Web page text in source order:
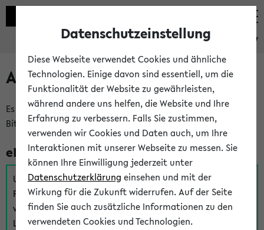
eKVV
Anmeldung am eKVV
Es gibt mehrere Möglichkeiten zur Anmeldung am eKVV.
Bitte wählen Sie die für Sie richtige aus:
eKVV für Studierende
Um sich einen Stundenplan zu erstellen und alle weiteren
Funktionen des eKVVs für Studierende zu nutzen,
verwenden Sie diesen Link zur Anmeldung über Ihr Uni
Login:
Datenschutzeinstellung
Diese Webseite verwendet Cookies und ähnliche
Technologien. Einige davon sind essentiell, um die
Funktionalität der Website zu gewährleisten,
während andere uns helfen, die Website und Ihre
Erfahrung zu verbessern. Falls Sie zustimmen,
verwenden wir Cookies und Daten auch, um Ihre
Interaktionen mit unserer Webseite zu messen. Sie
können Ihre Einwilligung jederzeit unter
Datenschutzerklärung einsehen und mit der
Wirkung für die Zukunft widerrufen. Auf der Seite
finden Sie auch zusätzliche Informationen zu den
verwendeten Cookies und Technologien.